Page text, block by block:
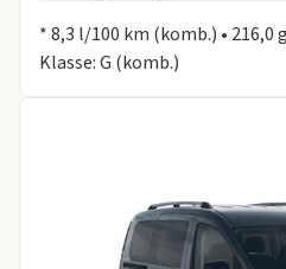
* 8,3 l/100 km (komb.) • 216,0
Klasse: G (komb.)